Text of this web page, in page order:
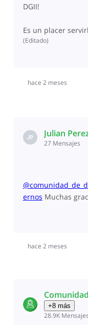
DGII!
Es un placer
(Editado)
hace 2 meses
JP Julian
27 Mensajes
ernos Muchas
hace 2 meses
+8 más
28.9K Mensajes